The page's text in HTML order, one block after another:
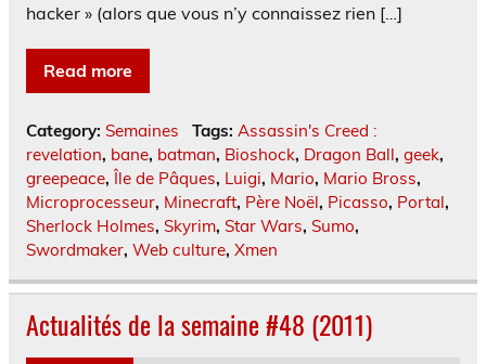
hacker » (alors que vous n’y connaissez rien […]
Read more
Category: Semaines Tags: Assassin's Creed :
revelation, bane, batman, Bioshock, Dragon Ball, geek,
greepeace, Île de Pâques, Luigi, Mario, Mario Bross,
Microprocesseur, Minecraft, Père Noël, Picasso, Portal,
Sherlock Holmes, Skyrim, Star Wars, Sumo,
Swordmaker, Web culture, Xmen
Actualités de la semaine #48 (2011)